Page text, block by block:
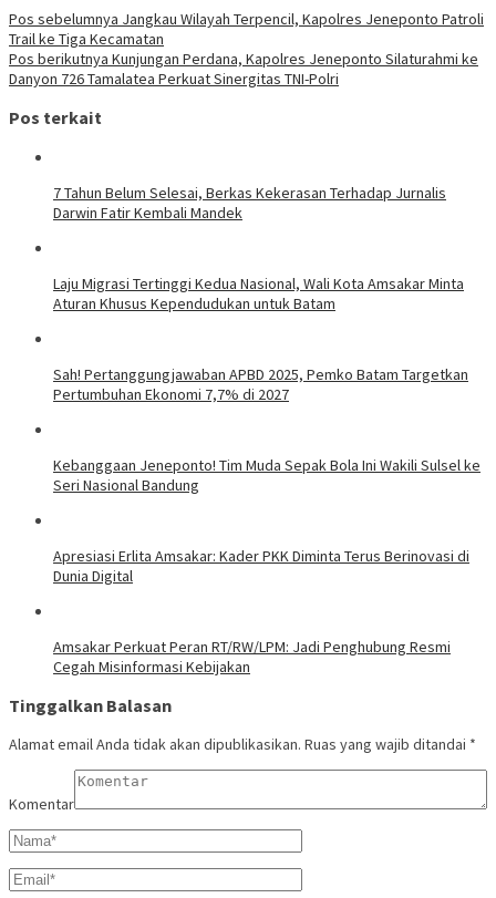
Pos sebelumnya Jangkau Wilayah Terpencil, Kapolres Jeneponto Patroli
Trail ke Tiga Kecamatan
Pos berikutnya Kunjungan Perdana, Kapolres Jeneponto Silaturahmi ke
Danyon 726 Tamalatea Perkuat Sinergitas TNI-Polri
Pos terkait
7 Tahun Belum Selesai, Berkas Kekerasan Terhadap Jurnalis
Darwin Fatir Kembali Mandek
Laju Migrasi Tertinggi Kedua Nasional, Wali Kota Amsakar Minta
Aturan Khusus Kependudukan untuk Batam
Sah! Pertanggungjawaban APBD 2025, Pemko Batam Targetkan
Pertumbuhan Ekonomi 7,7% di 2027
Kebanggaan Jeneponto! Tim Muda Sepak Bola Ini Wakili Sulsel ke
Seri Nasional Bandung
Apresiasi Erlita Amsakar: Kader PKK Diminta Terus Berinovasi di
Dunia Digital
Amsakar Perkuat Peran RT/RW/LPM: Jadi Penghubung Resmi
Cegah Misinformasi Kebijakan
Tinggalkan Balasan
Alamat email Anda tidak akan dipublikasikan. Ruas yang wajib ditandai *
Komentar